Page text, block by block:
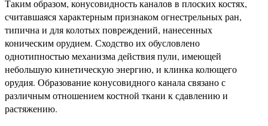
Таким образом, конусовидность каналов в плоских костях,
считавшаяся характерным признаком огнестрельных ран,
типична и для колотых повреждений, нанесенных
коническим орудием. Сходство их обусловлено
однотипностью механизма действия пули, имеющей
небольшую кинетическую энергию, и клинка колющего
орудия. Образование конусовидного канала связано с
различным отношением костной ткани к сдавлению и
растяжению.